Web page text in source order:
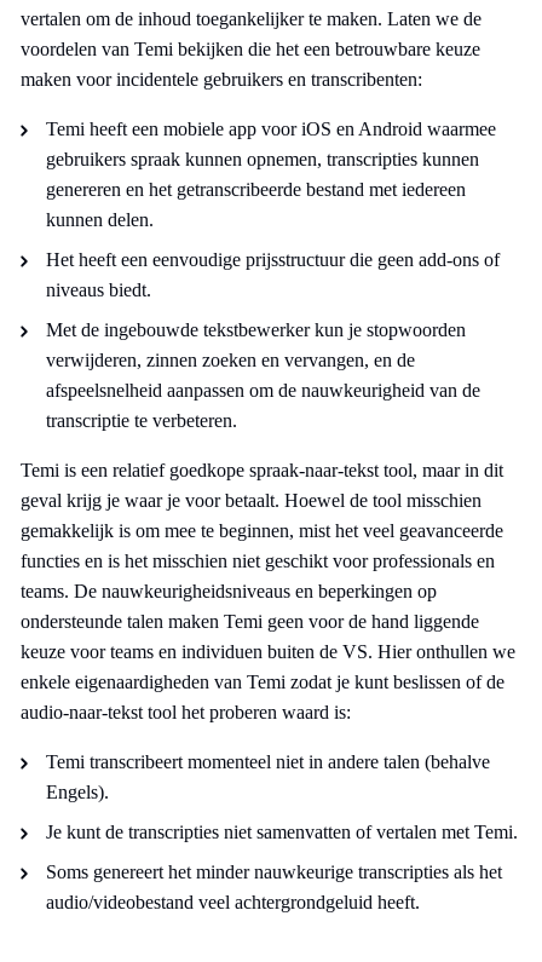
vertalen om de inhoud toegankelijker te maken. Laten we de
voordelen van Temi bekijken die het een betrouwbare keuze
maken voor incidentele gebruikers en transcribenten:
Temi heeft een mobiele app voor iOS en Android waarmee
gebruikers spraak kunnen opnemen, transcripties kunnen
genereren en het getranscribeerde bestand met iedereen
kunnen delen.
Het heeft een eenvoudige prijsstructuur die geen add-ons of
niveaus biedt.
Met de ingebouwde tekstbewerker kun je stopwoorden
verwijderen, zinnen zoeken en vervangen, en de
afspeelsnelheid aanpassen om de nauwkeurigheid van de
transcriptie te verbeteren.
Temi is een relatief goedkope spraak-naar-tekst tool, maar in dit
geval krijg je waar je voor betaalt. Hoewel de tool misschien
gemakkelijk is om mee te beginnen, mist het veel geavanceerde
functies en is het misschien niet geschikt voor professionals en
teams. De nauwkeurigheidsniveaus en beperkingen op
ondersteunde talen maken Temi geen voor de hand liggende
keuze voor teams en individuen buiten de VS. Hier onthullen we
enkele eigenaardigheden van Temi zodat je kunt beslissen of de
audio-naar-tekst tool het proberen waard is:
Temi transcribeert momenteel niet in andere talen (behalve
Engels).
Je kunt de transcripties niet samenvatten of vertalen met Temi.
Soms genereert het minder nauwkeurige transcripties als het
audio/videobestand veel achtergrondgeluid heeft.